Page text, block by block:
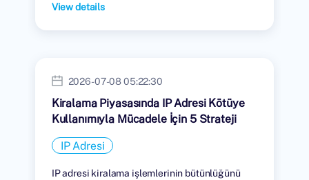
View details
2026-07-08 05:22:30
Kiralama Piyasasında IP Adresi Kötüye
Kullanımıyla Mücadele İçin 5 Strateji
IP Adresi
IP adresi kiralama işlemlerinin bütünlüğünü